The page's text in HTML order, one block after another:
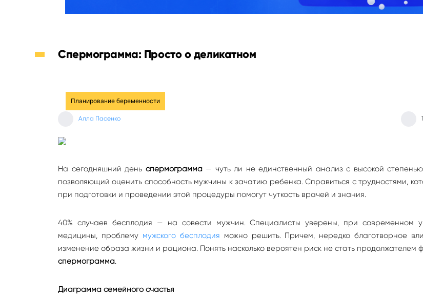
Спермограмма: Просто о деликатном
Планирование беременности
Алла Пасенко
На сегодняшний день спермограмма— чуть ли не единственный анализ с высокой степенью
позволяющий оценить способность мужчины к зачатию ребенка. Справиться с трудностями,
при подготовки и проведении этой процедуры помогут чуткость врачей и знания.
40% случаев бесплодия — на совести мужчин. Специалисты уверены, при современном
медицины, проблему мужского бесплодия можно решить. Причем, нередко благотворное
изменение образа жизни и рациона. Понять насколько вероятен риск не стать продолжателем
спермограмма
Диаграмма семейного счастья